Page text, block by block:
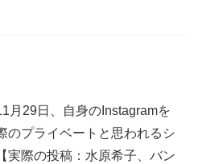
月29日、自身のInstagramを
のプライベートと思われるシ
実際の投稿：水原希子、バン